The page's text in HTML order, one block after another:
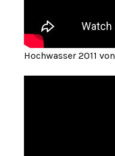
Hochwasser 2011 von